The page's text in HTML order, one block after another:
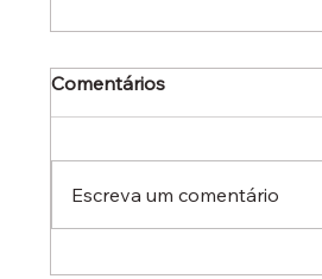
Comentários
Escreva um comentário